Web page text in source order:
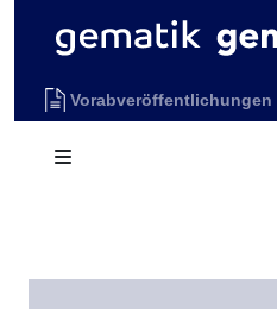
Vorabveröffentlichungen